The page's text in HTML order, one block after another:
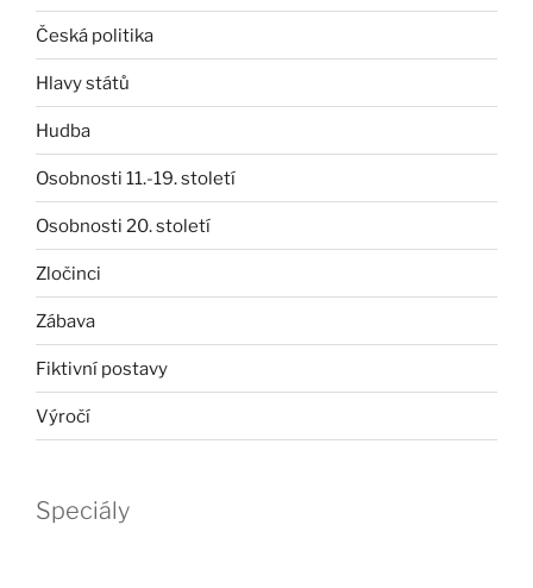
Česká politika
Hlavy států
Hudba
Osobnosti 11.-19. století
Osobnosti 20. století
Zločinci
Zábava
Fiktivní postavy
Výročí
Speciály